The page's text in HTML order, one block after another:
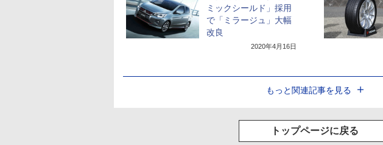
ミックシールド」採用
で「ミラージュ」大幅
改良
2020年4月16日
もっと関連記事を見る
トップページに戻る